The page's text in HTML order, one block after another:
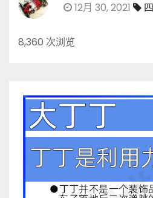
12月 30, 2021
8,360 次浏览